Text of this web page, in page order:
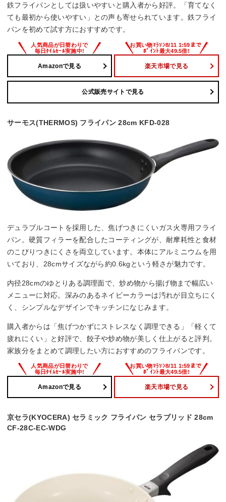
鉄フライパンとしては扱いやすいと購入者から好評。「育てなく
ても最初から使いやすい」との声も寄せられています。鉄フライ
パンを初めて試す方におすすめです。
Amazonで見る 楽天市場で見る
公式販売サイトで見る
サーモス(THERMOS) フライパン 28cm KFD-028
デュラブルコートを採用した、焦げつきにくいガス火専用フライ
パン。硬質フィラーを配合したコーティングが、耐摩耗性と食材
のこびりつきにくさを両立しています。本体にアルミニウムを用
いており、28cmサイズながら約0.6kgという軽さが魅力です。
内径28cmのゆとりある調理面で、炒め物から揚げ物まで幅広い
メニューに対応。深みのあるネイビーカラーは汚れが目立ちにく
く、シンプルなデザインでキッチンになじみます。
購入者からは「焦げつかずにストレスなく調理できる」「軽くて
疲れにくい」と好評で、餃子や炒め物が美しく仕上がると評判。
家族分をまとめて調理したい方におすすめのフライパンです。
Amazonで見る 楽天市場で見る
京セラ(KYOCERA) セラミック フライパン セラブリッド 28cm
CF-28C-EC-WDG